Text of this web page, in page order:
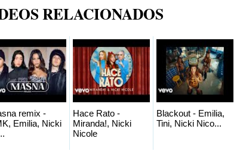
RELACIONADOS
remix -
Emilia, Nicki
Hace Rato -
Miranda!, Nicki
Nicole
Blackout - Emilia,
Tini, Nicki Nico...